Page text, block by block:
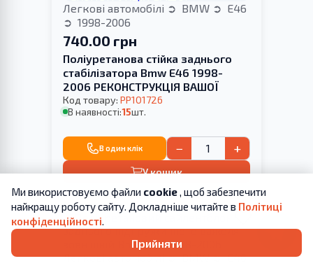
Легкові автомобілі BMW
E46
1998-2006
740.00 грн
Поліуретанова стійка заднього
стабілізатора Bmw E46 1998-
2006 РЕКОНСТРУКЦІЯ ВАШОЇ
Код товару: PP101726
В наявності:15шт.
В один клік − +
У кошик
Легкові автомобілі BMW
E46
Ми використовуємо файли cookie, щоб забезпечити
найкращу роботу сайту. Докладніше читайте в Політиці
конфіденційності.
Прийняти